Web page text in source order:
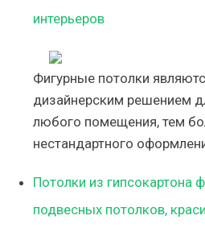
интерьеров
Фигурные потолки
дизайнерским решением
любого помещения, тем
нестандартного
Потолки из гипсокартона
подвесных потолков,